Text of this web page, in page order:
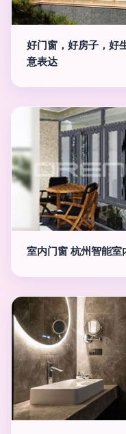
好门窗，好房子，好
意表达
室内门窗 杭州智能